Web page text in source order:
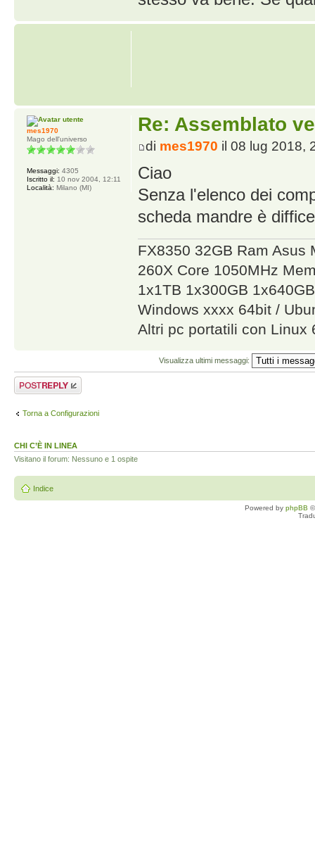
Re: Assemblato
di mes1970 il 08 lug 2018,
Ciao
Senza l'elenco dei
scheda mandre è
FX8350 32GB Ram Asus
260X Core 1050MHz
1x1TB 1x300GB
Windows xxxx 64bit /
Altri pc portatili con Linux
mes1970
Mago dell'universo
Messaggi: 4305
Iscritto il: 10 nov 2004, 12:11
Località: Milano (MI)
Visualizza ultimi messaggi:
Rispondi al
messaggio
Torna a Configurazioni
CHI C’È IN LINEA
Visitano il forum: Nessuno e 1 ospite
Indice
Powered by phpBB